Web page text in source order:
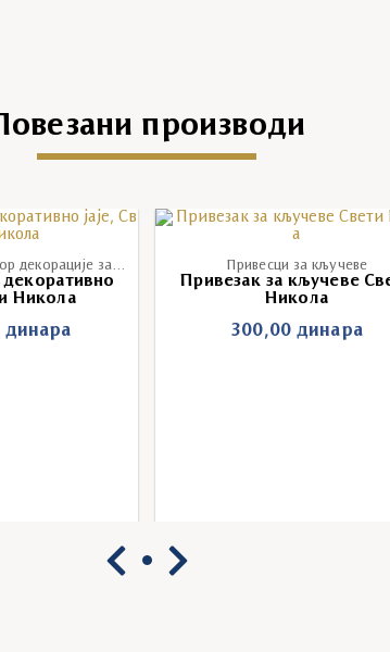
производи
Васкршња јаја - избор декорације за васкршња јаја
Никола
динара
Привесци за кључеве
Привезак за кључеве
Никола
300,00динара